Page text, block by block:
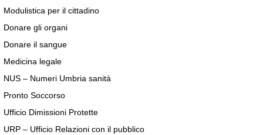
Modulistica per il cittadino
Donare gli organi
Donare il sangue
Medicina legale
NUS – Numeri Umbria sanità
Pronto Soccorso
Ufficio Dimissioni Protette
URP – Ufficio Relazioni con il pubblico